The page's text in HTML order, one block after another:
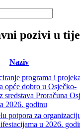
pozivi u
Naziv
programa i
opće dobro u Osječko-
sredstava Proračuna
2026. godinu
potpora za
u 2026.